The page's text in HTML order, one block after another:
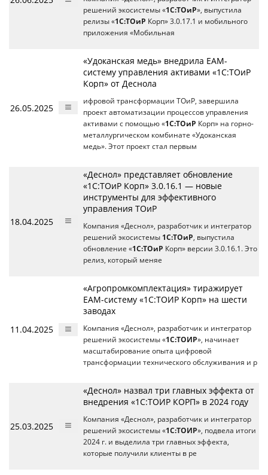
решений экосистемы «1С:ТОиР», выпустила
релизы «1С:ТОиР Корп» 3.0.17.1 и мобильного
приложения «Мобильная
26.05.2025
«Удоканская медь» внедрила EAM-
систему управления активами «1С:ТОиР
Корп» от Деснола
ифровой трансформации ТОиР, завершила
проект автоматизации процессов управления
активами с помощью «1С:ТОиР Корп» на горно-
металлургическом комбинате «Удоканская
медь». Этот проект стал первым
18.04.2025
«Деснол» представляет обновление
«1С:ТОиР Корп» 3.0.16.1 — новые
инструменты для эффективного
управления ТОиР
Компания «Деснол», разработчик и интегратор
решений экосистемы 1С:ТОиР, выпустила
обновление «1С:ТОиР Корп» версии 3.0.16.1. Это
релиз, который меняе
11.04.2025
«Агропромкомплектация» тиражирует
EAM-систему «1С:ТОИР Корп» на шести
заводах
Компания «Деснол», разработчик и интегратор
решений экосистемы «1С:ТОИР», начинает
масштабирование опыта цифровой
трансформации технического обслуживания и р
25.03.2025
«Деснол» назвал три главных эффекта от
внедрения «1С:ТОИР КОРП» в 2024 году
Компания «Деснол», разработчик и интегратор
решений экосистемы «1С:ТОИР», подвела итоги
2024 г. и выделила три главных эффекта,
которые получили клиенты в ре